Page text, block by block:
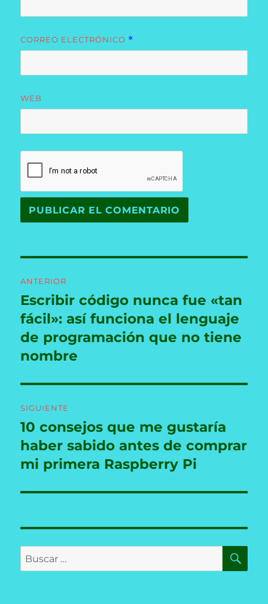
CORREO ELECTRÓNICO *
WEB
de
entradas
ANTERIOR
Entrada
anterior:
Escribir código nunca fue «tan
fácil»: así funciona el lenguaje
de programación que no tiene
nombre
SIGUIENTE
Entrada
siguiente:
10 consejos que me gustaría
haber sabido antes de comprar
mi primera Raspberry Pi
Buscar
por: